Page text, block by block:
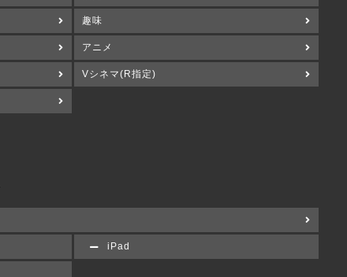
趣味
アニメ
Vシネマ(R指定)
iPad